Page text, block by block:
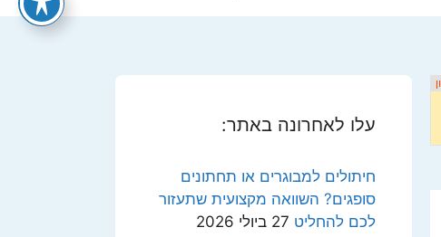
עלו לאחרונה באתר:
חיתולים למבוגרים או תחתונים
סופגים? השוואה מקצועית שתעזור
לכם להחליט 27 ביולי 2026